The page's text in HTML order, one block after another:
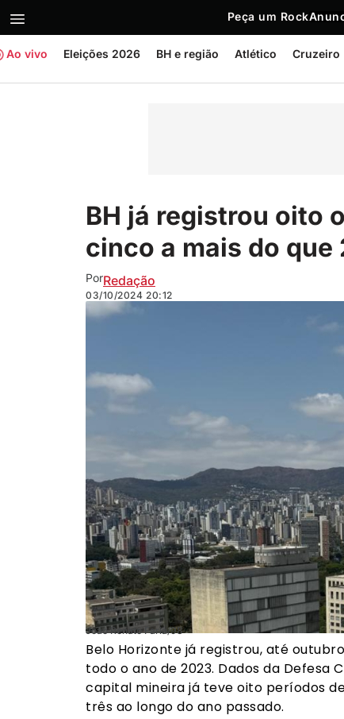
Peça um Rock
Ao vivo Eleições 2026 BH e região Atlético Cruzeiro
BH já registrou oito
cinco a mais do que
PorRedação
03/10/2024 20:12
João Renato Faria/98
Belo Horizonte já registrou, até
todo o ano de 2023. Dados da Defesa
capital mineira já teve oito períodos
três ao longo do ano passado.